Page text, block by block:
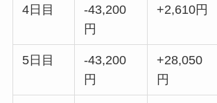
4日目
-43,200
円
+2,610円
5日目
-43,200
円
+28,050
円